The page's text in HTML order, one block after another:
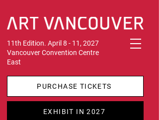
11th Edition. April 8 - 11, 2027
Vancouver Convention Centre
East
PURCHASE TICKETS
EXHIBIT IN 2027